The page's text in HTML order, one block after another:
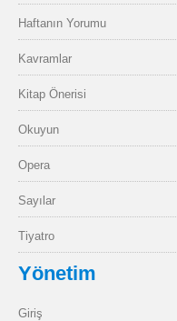
Haftanın Yorumu
Kavramlar
Kitap Önerisi
Okuyun
Opera
Sayılar
Tiyatro
Yönetim
Giriş